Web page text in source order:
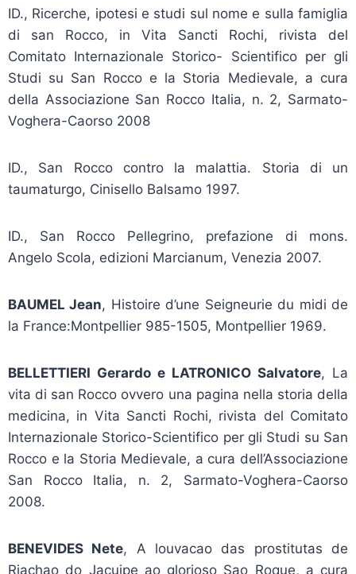
ID., Ricerche, ipotesi e studi sul nome e sulla famiglia
di san Rocco, in Vita Sancti Rochi, rivista del
Comitato Internazionale Storico- Scientifico per gli
Studi su San Rocco e la Storia Medievale, a cura
della Associazione San Rocco Italia, n. 2, Sarmato-
Voghera-Caorso 2008
ID., San Rocco contro la malattia. Storia di un
taumaturgo, Cinisello Balsamo 1997.
ID., San Rocco Pellegrino, prefazione di mons.
Angelo Scola, edizioni Marcianum, Venezia 2007.
BAUMEL Jean, Histoire d’une Seigneurie du midi de
la France:Montpellier 985-1505, Montpellier 1969.
BELLETTIERI Gerardo e LATRONICO Salvatore, La
vita di san Rocco ovvero una pagina nella storia della
medicina, in Vita Sancti Rochi, rivista del Comitato
Internazionale Storico-Scientifico per gli Studi su San
Rocco e la Storia Medievale, a cura dell’Associazione
San Rocco Italia, n. 2, Sarmato-Voghera-Caorso
2008.
BENEVIDES Nete, A louvacao das prostitutas de
Riachao do Jacuipe ao glorioso Sao Roque, a cura